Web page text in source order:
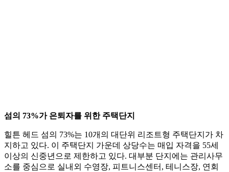
섬의 73%가 은퇴자를 위한 주택단지
힐튼 헤드 섬의 73%는 10개의 대단위 리조트형 주택단지가 차
지하고 있다. 이 주택단지 가운데 상당수는 매입 자격을 55세
이상의 신중년으로 제한하고 있다. 대부분 단지에는 관리사무
소를 중심으로 실내외 수영장, 피트니스센터, 테니스장, 연회